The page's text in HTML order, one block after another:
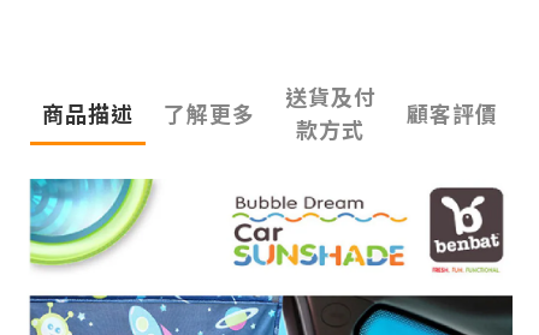
商品描述 了解更多
送貨及付
款方式
顧客評價